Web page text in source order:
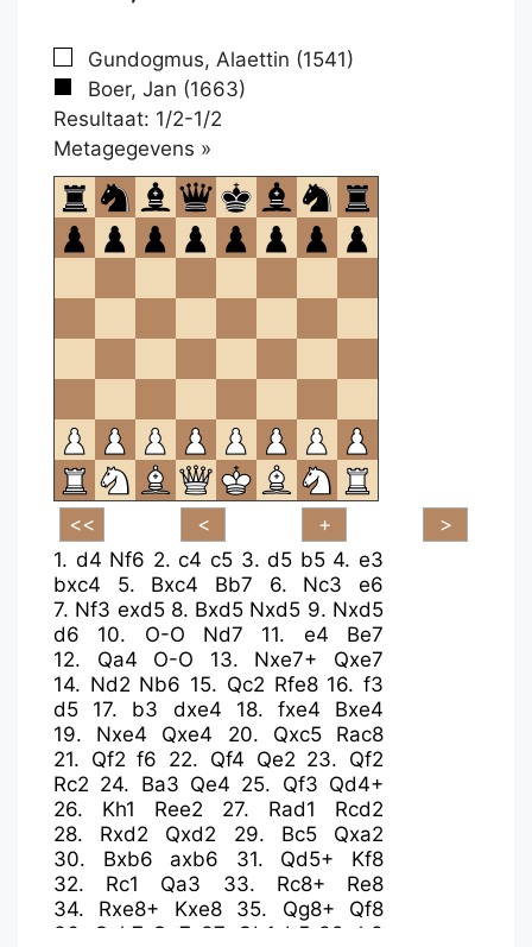
Gundogmus, Alaettin (1541)
Boer, Jan (1663)
Resultaat: 1/2-1/2
Metagegevens »
om
te
openen.
1. d4 Nf6 2.c4 c5 3.d5 b5 4.e3
bxc4
5. Bxc4 Bb7 6. Nc3
e6
7. Nf3 exd5 8. Bxd5 Nxd5 9. Nxd5
d6
10. O-O Nd7 11. e4
Be7
12. Qa4 O-O 13. Nxe7+
Qxe7
14. Nd2 Nb6 15. Qc2 Rfe8 16.f3
d5
17. b3 dxe4 18. fxe4
Bxe4
19. Nxe4 Qxe4 20. Qxc5
Rac8
21. Qf2 f6 22. Qf4 Qe2 23. Qf2
Rc2 24. Ba3 Qe4 25. Qf3 Qd4+
26. Kh1 Ree2 27. Rad1
Rcd2
28. Rxd2 Qxd2 29. Bc5
Qxa2
30. Bxb6 axb6 31. Qd5+
Kf8
32. Rc1 Qa3 33. Rc8+
Re8
34. Rxe8+ Kxe8 35. Qg8+
Qf8
36.
Qxh7 Qe7 37. Qb1 b5 38. h3